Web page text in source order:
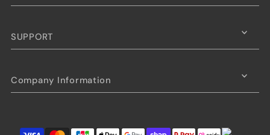
SUPPORT
Company Information